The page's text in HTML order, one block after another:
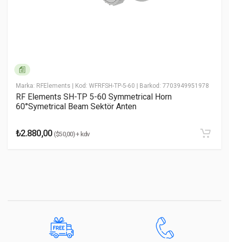
* Yorumunuz
Marka: RFElements | Kod: WFRFSH-TP-5-60 | Barkod: 7703949951978
RF Elements SH-TP 5-60 Symmetrical Horn
60°Symetrical Beam Sektör Anten
₺2.880,00($50,00) + kdv